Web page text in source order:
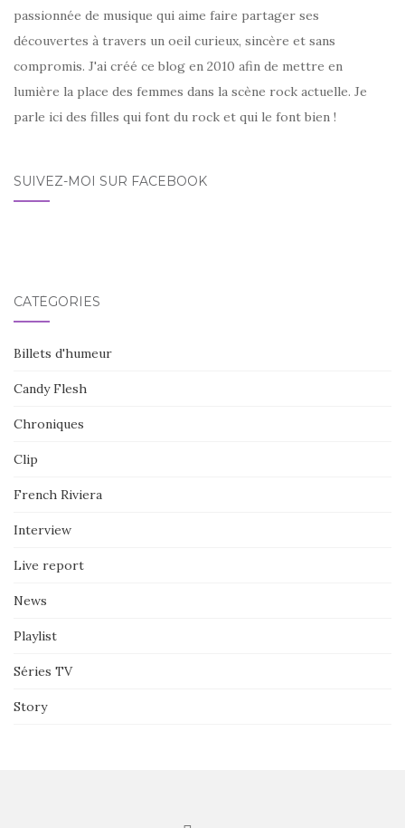
passionnée de musique qui aime faire partager ses
découvertes à travers un oeil curieux, sincère et sans
compromis. J'ai créé ce blog en 2010 afin de mettre en
lumière la place des femmes dans la scène rock actuelle. Je
parle ici des filles qui font du rock et qui le font bien !
SUIVEZ-MOI SUR FACEBOOK
CATÉGORIES
Billets d'humeur
Candy Flesh
Chroniques
Clip
French Riviera
Interview
Live report
News
Playlist
Séries TV
Story